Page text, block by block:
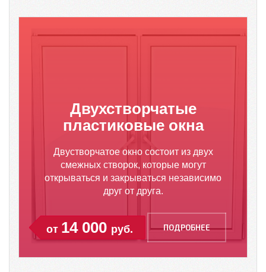
Двухстворчатые
пластиковые окна
Двустворчатое окно состоит из двух
смежных створок, которые могут
открываться и закрываться независимо
друг от друга.
от 14 000 руб. ПОДРОБНЕЕ